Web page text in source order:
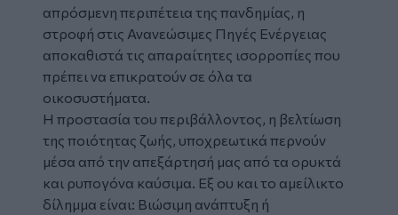
απρόσμενη περιπέτεια της πανδημίας, η
στροφή στις Ανανεώσιμες Πηγές Ενέργειας
αποκαθιστά τις απαραίτητες ισορροπίες που
πρέπει να επικρατούν σε όλα τα
οικοσυστήματα.
Η προστασία του περιβάλλοντος, η βελτίωση
της ποιότητας ζωής, υποχρεωτικά περνούν
μέσα από την απεξάρτησή μας από τα ορυκτά
και ρυπογόνα καύσιμα. Εξ ου και το αμείλικτο
δίλημμα είναι: Βιώσιμη ανάπτυξη ή